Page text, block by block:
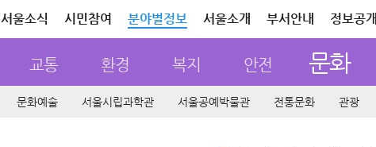
서울소식 시민참여 분야별정보 서울소개 부서안내 정보공개
교통 환경 복지 안전 문화
문화예술 서울시립과학관 서울공예박물관 전통문화 관광